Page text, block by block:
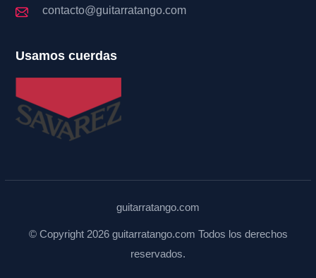
contacto@guitarratango.com
Usamos cuerdas
guitarratango.com
© Copyright 2026 guitarratango.com Todos los derechos
reservados.